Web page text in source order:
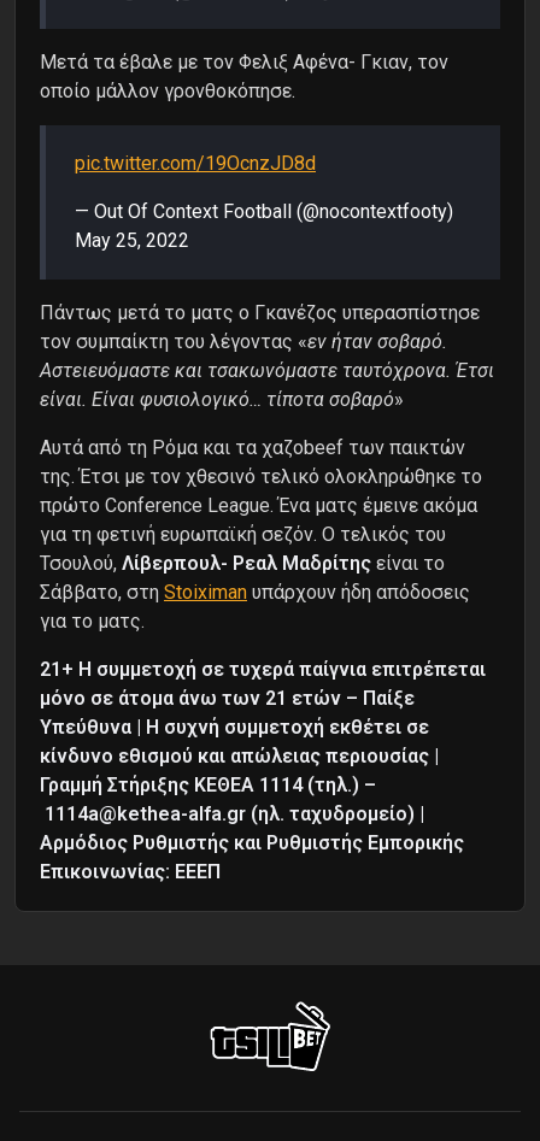
Μετά τα έβαλε με τον Φελιξ Αφένα- Γκιαν, τον
οποίο μάλλον γρονθοκόπησε.
pic.twitter.com/19OcnzJD8d
— Out Of Context Football (@nocontextfooty)
May 25, 2022
Πάντως μετά το ματς ο Γκανέζος υπερασπίστησε
τον συμπαίκτη του λέγοντας «εν ήταν σοβαρό.
Αστειευόμαστε και τσακωνόμαστε ταυτόχρονα. Έτσι
είναι. Είναι φυσιολογικό… τίποτα σοβαρό»
Αυτά από τη Ρόμα και τα χαζοbeef των παικτών
της. Έτσι με τον χθεσινό τελικό ολοκληρώθηκε το
πρώτο Conference League. Ένα ματς έμεινε ακόμα
για τη φετινή ευρωπαϊκή σεζόν. Ο τελικός του
Τσουλού, Λίβερπουλ- Ρεαλ Μαδρίτης είναι το
Σάββατο, στη Stoiximan υπάρχουν ήδη απόδοσεις
για το ματς.
21+ Η συμμετοχή σε τυχερά παίγνια επιτρέπεται
μόνο σε άτομα άνω των 21 ετών – Παίξε
Υπεύθυνα | Η συχνή συμμετοχή εκθέτει σε
κίνδυνο εθισμού και απώλειας περιουσίας |
Γραμμή Στήριξης ΚΕΘΕΑ 1114 (τηλ.) –
1114a@kethea-alfa.gr (ηλ. ταχυδρομείο) |
Αρμόδιος Ρυθμιστής και Ρυθμιστής Εμπορικής
Επικοινωνίας: ΕΕΕΠ